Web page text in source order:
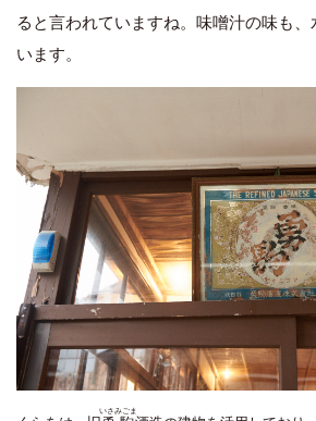
ると言われていますね。味噌汁の味も
います。
いさみごま